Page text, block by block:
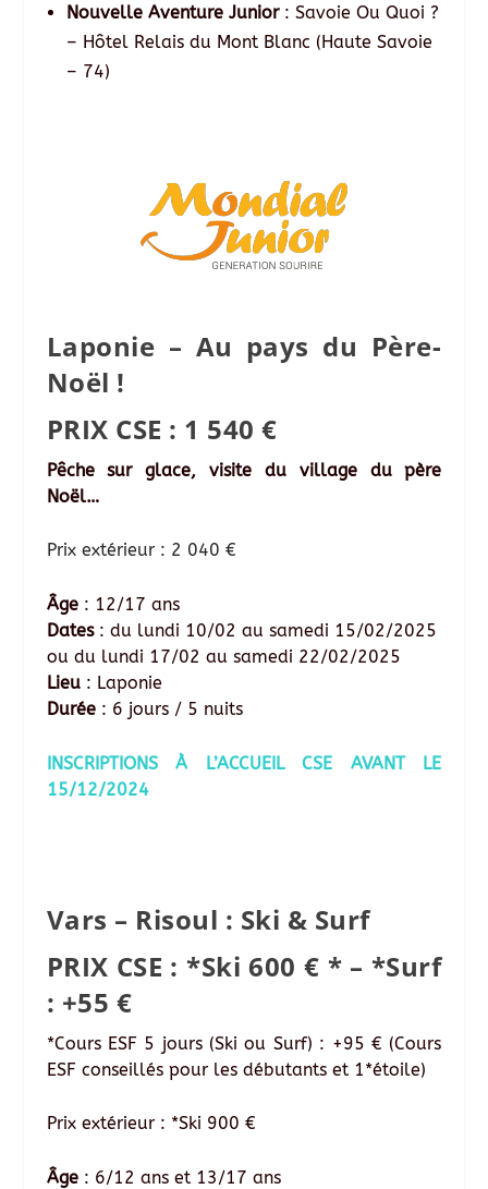
Nouvelle Aventure Junior: Savoie Ou Quoi ?
– Hôtel Relais du Mont Blanc (Haute Savoie
– 74)
Laponie – Au pays du Père-
Noël !
PRIX CSE : 1 540 €
Pêche sur glace, visite du village du père
Noël…
Prix extérieur : 2 040 €
Âge: 12/17 ans
Dates: du lundi 10/02 au samedi 15/02/2025
ou du lundi 17/02 au samedi 22/02/2025
Lieu: Laponie
Durée: 6 jours / 5 nuits
INSCRIPTIONS À L’ACCUEIL CSE AVANT LE
15/12/2024
Vars – Risoul : Ski & Surf
PRIX CSE : *Ski 600 € * – *Surf
: +55 €
*Cours ESF 5 jours (Ski ou Surf) : +95 € (Cours
ESF conseillés pour les débutants et 1*étoile)
Prix extérieur : *Ski 900 €
Âge: 6/12 ans et 13/17 ans